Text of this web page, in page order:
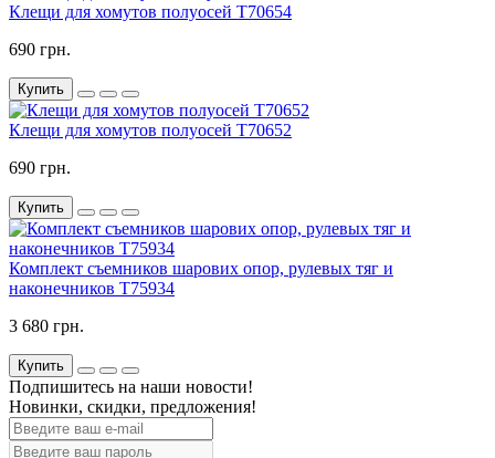
Клещи для хомутов полуосей T70654
690 грн.
Купить
Клещи для хомутов полуосей T70652
690 грн.
Купить
Комплект съемников шарових опор, рулевых тяг и
наконечников T75934
3 680 грн.
Купить
Подпишитесь на наши новости!
Новинки, скидки, предложения!